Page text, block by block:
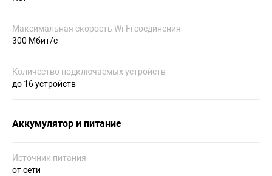
Максимальная скорость Wi-Fi соединения
300 Мбит/с
Количество подключаемых устройств
до 16 устройств
Аккумулятор и питание
Источник питания
от сети